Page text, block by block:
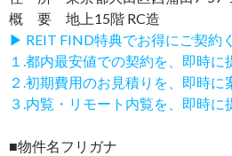
概 要 地上15階 RC造
▶ REIT FIND特典でお得にご契約
１.都内最安値での契約を、即時に
２.初期費用のお見積りを、即時に
３.内覧・リモート内覧を、即時に
■物件名フリガナ